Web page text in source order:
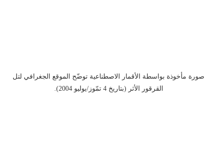
صورة مأخوذة بواسطة الأقمار الاصطناعية توضّح الموقع الجغرافي لتل
القرقور الأثر (بتاريخ 4 تمّوز/يوليو 2004).